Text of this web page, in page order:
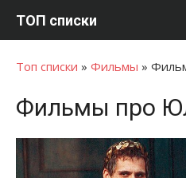
ТОП списки
Топ списки » Фильмы »
Фильмы про